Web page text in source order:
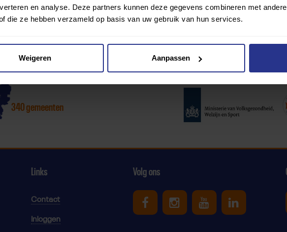
en analyse. Deze partners kunnen deze gegevens combineren met
die ze hebben verzameld op basis van uw gebruik van hun services.
Weigeren Aanpassen
340 gemeenten
Partners:
Links
Contact
Inloggen
Volg ons
Uniek Sporten op Facebook
Uniek Sporten op
Uniek Sporten
Uniek